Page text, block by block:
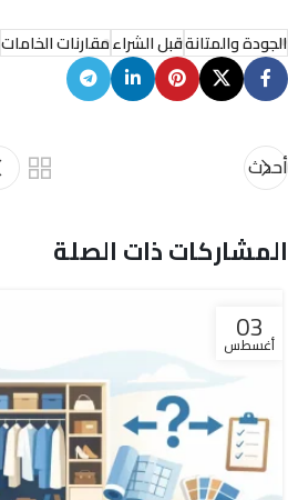
الجودة والمتانةقبل الشراءمقارنات الخامات
أحدث
المشاركات ذات الصلة
03
أغسطس